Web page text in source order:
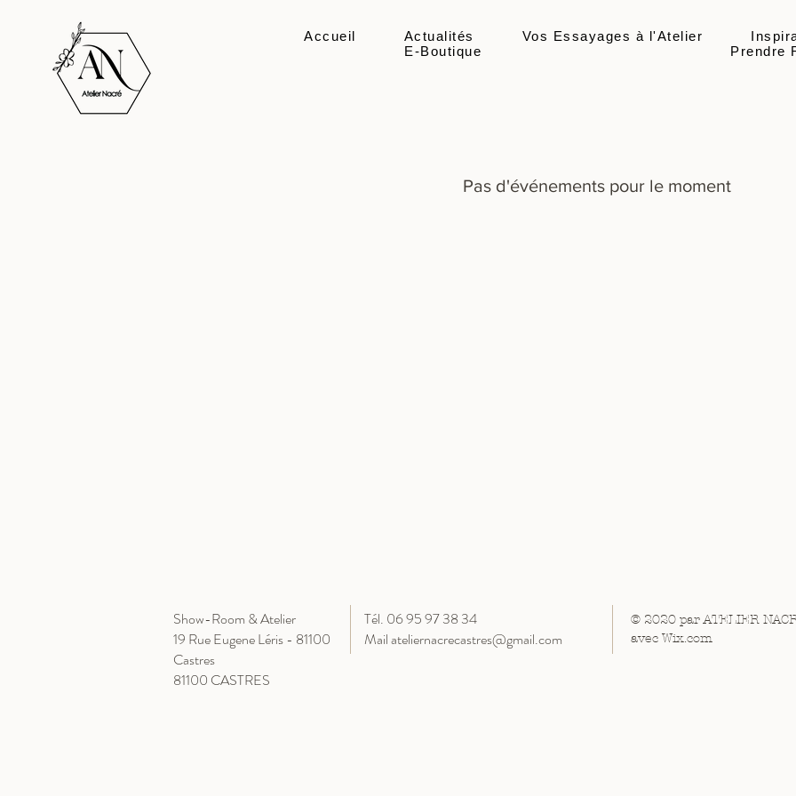
Accueil Actualités Vos Essayages à l'Atelier
E-Boutique
Prendre
Pas d'événements pour le moment
Show-Room & Atelier
19 Rue Eugene Léris - 81100
Castres
81100 CASTRES
Tél. 06 95 97 38 34
Mailateliernacrecastres@gmail.com
© 2020 par ATELIER
avec Wix.com